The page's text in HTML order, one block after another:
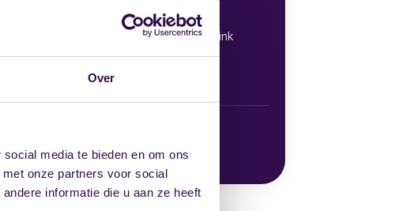
Over
media te bieden en om ons
onze partners voor social
informatie die u aan ze heeft
Rechtskundig Adviesbureau Ten Brink
Vergulde Draakstraat 17
06 53 83 51 05